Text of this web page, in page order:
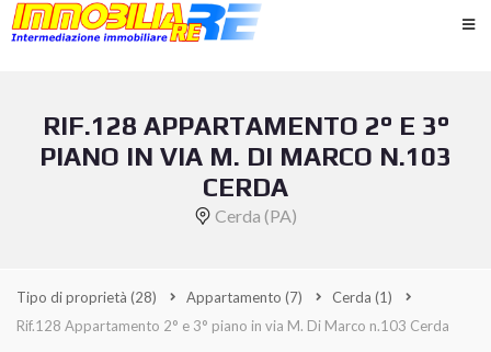
RIF.128 APPARTAMENTO 2° E 3°
PIANO IN VIA M. DI MARCO N.103
CERDA
Cerda (PA)
Tipo di proprietà (28) Appartamento (7) Cerda (1)
Rif.128 Appartamento 2° e 3° piano in via M. Di Marco n.103 Cerda